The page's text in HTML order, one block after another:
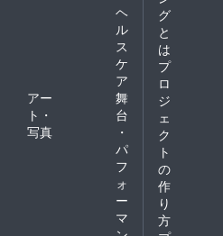
ヘ
ル
ス
ケ
ア
アー
ト・
写真
舞
台
・
パ
フ
ォ
ー
マ
グ
と
は
プ
ロ
ジ
ェ
ク
ト
の
作
り
方